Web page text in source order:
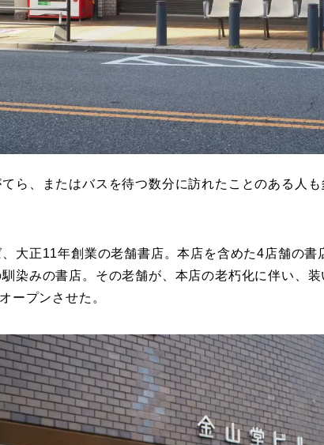
ら、またはバスを待つ数分に訪れたことのある人
大正11年創業の老舗書店。本店を含めた4店舗の書
染みの書店。その老舗が、本店の老朽化に伴い、
ープンさせた。